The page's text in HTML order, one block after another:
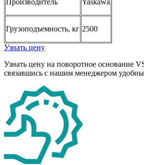
Производитель Yaskawa
Грузоподъемность, кг 2500
Узнать цену
Узнать цену на поворотное основание
связавшись с нашим менеджером